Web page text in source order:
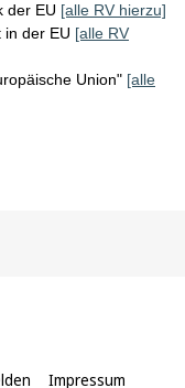
der EU [alle RV hierzu]
in der EU [alle RV
Union" [alle
Impressum